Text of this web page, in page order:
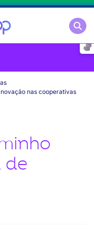
nas cooperativas
de